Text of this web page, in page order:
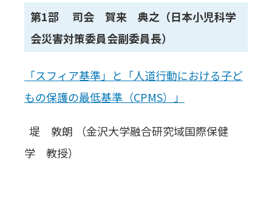
第1部 司会 賀来 典之（日本小児科学
会災害対策委員会副委員長）
「スフィア基準」と「人道行動における子ど
もの保護の最低基準（CPMS）」
堤 敦朗 （金沢大学融合研究域国際保健
学 教授）